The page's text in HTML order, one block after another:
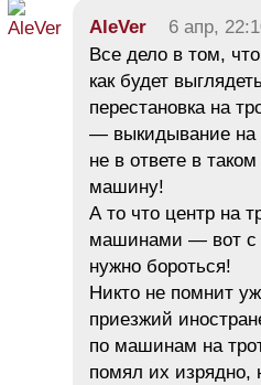
AleVer 6 апр,
Все дело в том,
как будет
перестановка на
— выкидывание на
не в ответе в
машину!
А то что центр на
машинами — вот с
нужно бороться!
Никто не помнит
приезжий
по машинам на
помял их изрядно,